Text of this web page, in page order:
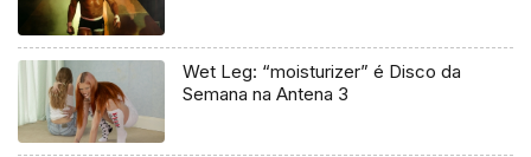
Wet Leg: “moisturizer” é Disco da
Semana na Antena 3